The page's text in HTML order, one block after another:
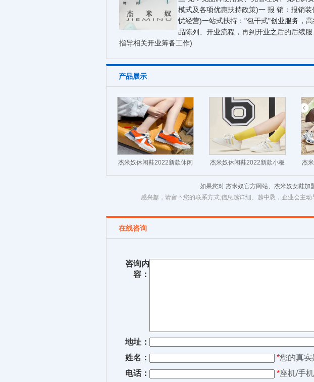
模式及各项优惠扶持政策)一 报 销：报销
忧经营)一站式扶持："包干式"创业服务，
品陈列、开业流程，再到开业之后的后续
指导相关开业筹备工作)
产品展示
杰米奴休闲鞋2022新款休闲
运动鞋
杰米奴休闲鞋2022新款小板
鞋
杰
如果您对 杰米奴官方网站、杰米奴女鞋
感兴趣，请留下您的联系方式,信息越详细、越中恳，企业会主
在线咨询
咨询内
容：
地址：
姓名：
*您的真实
电话：
*座机/手机